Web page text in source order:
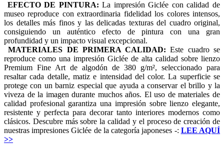
EFECTO DE PINTURA: La impresión Giclée con calidad de
museo reproduce con extraordinaria fidelidad los colores intensos,
los detalles más finos y las delicadas texturas del cuadro original,
consiguiendo un auténtico efecto de pintura con una gran
profundidad y un impacto visual excepcional.
MATERIALES DE PRIMERA CALIDAD: Este cuadro se
reproduce como una impresión Giclée de alta calidad sobre lienzo
Premium Fine Art de algodón de 380 g/m², seleccionado para
resaltar cada detalle, matiz e intensidad del color. La superficie se
protege con un barniz especial que ayuda a conservar el brillo y la
viveza de la imagen durante muchos años. El uso de materiales de
calidad profesional garantiza una impresión sobre lienzo elegante,
resistente y perfecta para decorar tanto interiores modernos como
clásicos. Descubre más sobre la calidad y el proceso de creación de
nuestras impresiones Giclée de la categoría japoneses -: LEE AQUÍ
>>